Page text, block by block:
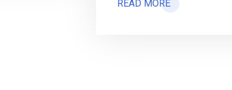
READ MORE